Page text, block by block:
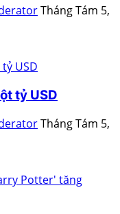
Tháng Tám 5,
tỷ USD
Tháng Tám 5,